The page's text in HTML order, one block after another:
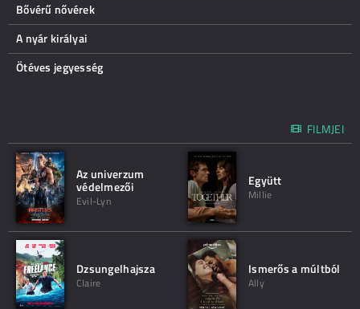
Bővérű nővérek
A nyár királyai
Ötéves jegyesség
FILMJEI
Az univerzum
védelmezői
Evil-Lyn
Együtt
Millie
Dzsungelhajsza
Claire
Ismerős a múltból
Ally